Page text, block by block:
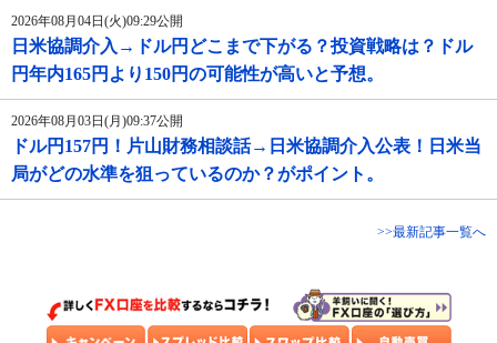
2026年08月04日(火)09:29公開
日米協調介入→ドル円どこまで下がる？投資戦略は？ドル
円年内165円より150円の可能性が高いと予想。
2026年08月03日(月)09:37公開
ドル円157円！片山財務相談話→日米協調介入公表！日米当
局がどの水準を狙っているのか？がポイント。
>>最新記事一覧へ